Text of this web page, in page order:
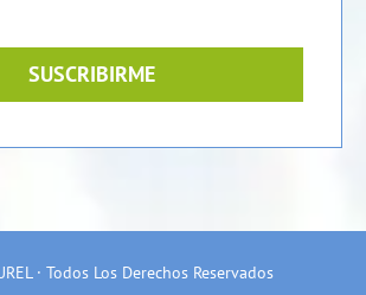
SUSCRIBIRME
· Todos Los Derechos Reservados